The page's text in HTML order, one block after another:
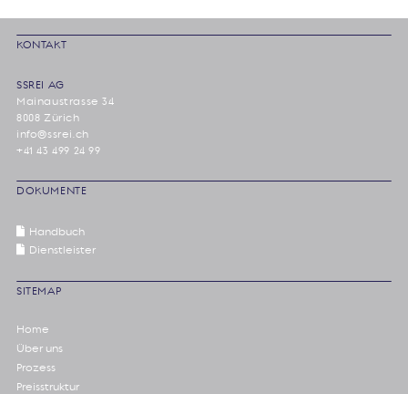
KONTAKT
SSREI AG
Mainaustrasse 34
8008 Zürich
info@ssrei.ch
+41 43 499 24 99
DOKUMENTE
Handbuch
Dienstleister
SITEMAP
Home
Über uns
Prozess
Preisstruktur